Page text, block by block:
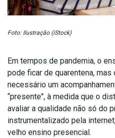
Foto: Ilustração (iStock)
Em tempos de pandemia, o
pode ficar de quarentena,
necessário um
“presente", à medida que o
avaliar a qualidade não só do
instrumentalizado pela
velho ensino presencial.